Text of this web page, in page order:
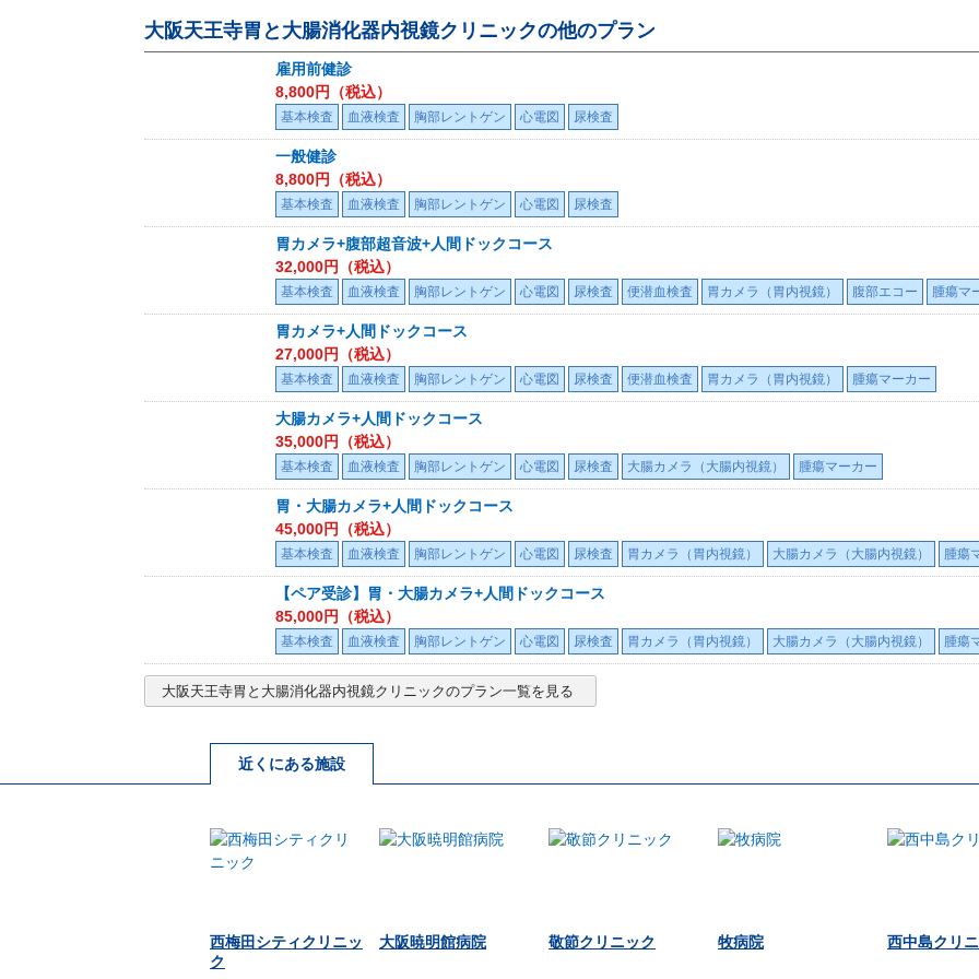
大阪天王寺胃と大腸消化器内視鏡クリニックの他のプラン
雇用前健診
8,800円（税込）
基本検査 血液検査 胸部レントゲン 心電図 尿検査
一般健診
8,800円（税込）
基本検査 血液検査 胸部レントゲン 心電図 尿検査
胃カメラ+腹部超音波+人間ドックコース
32,000円（税込）
基本検査 血液検査 胸部レントゲン 心電図 尿検査 便潜血検査 胃カメラ（胃内視鏡） 腹部エコー 腫瘍マ
胃カメラ+人間ドックコース
27,000円（税込）
基本検査 血液検査 胸部レントゲン 心電図 尿検査 便潜血検査 胃カメラ（胃内視鏡） 腫瘍マーカー
大腸カメラ+人間ドックコース
35,000円（税込）
基本検査 血液検査 胸部レントゲン 心電図 尿検査 大腸カメラ（大腸内視鏡） 腫瘍マーカー
胃・大腸カメラ+人間ドックコース
45,000円（税込）
基本検査 血液検査 胸部レントゲン 心電図 尿検査 胃カメラ（胃内視鏡） 大腸カメラ（大腸内視鏡） 腫瘍
【ペア受診】胃・大腸カメラ+人間ドックコース
85,000円（税込）
基本検査 血液検査 胸部レントゲン 心電図 尿検査 胃カメラ（胃内視鏡） 大腸カメラ（大腸内視鏡） 腫瘍
大阪天王寺胃と大腸消化器内視鏡クリニックのプラン一覧を見る
近くにある施設
西梅田シティクリニッ
ク
大阪暁明館病院 敬節クリニック 牧病院 西中島クリ